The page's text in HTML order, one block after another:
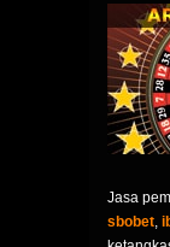
Jasa
sbobet,